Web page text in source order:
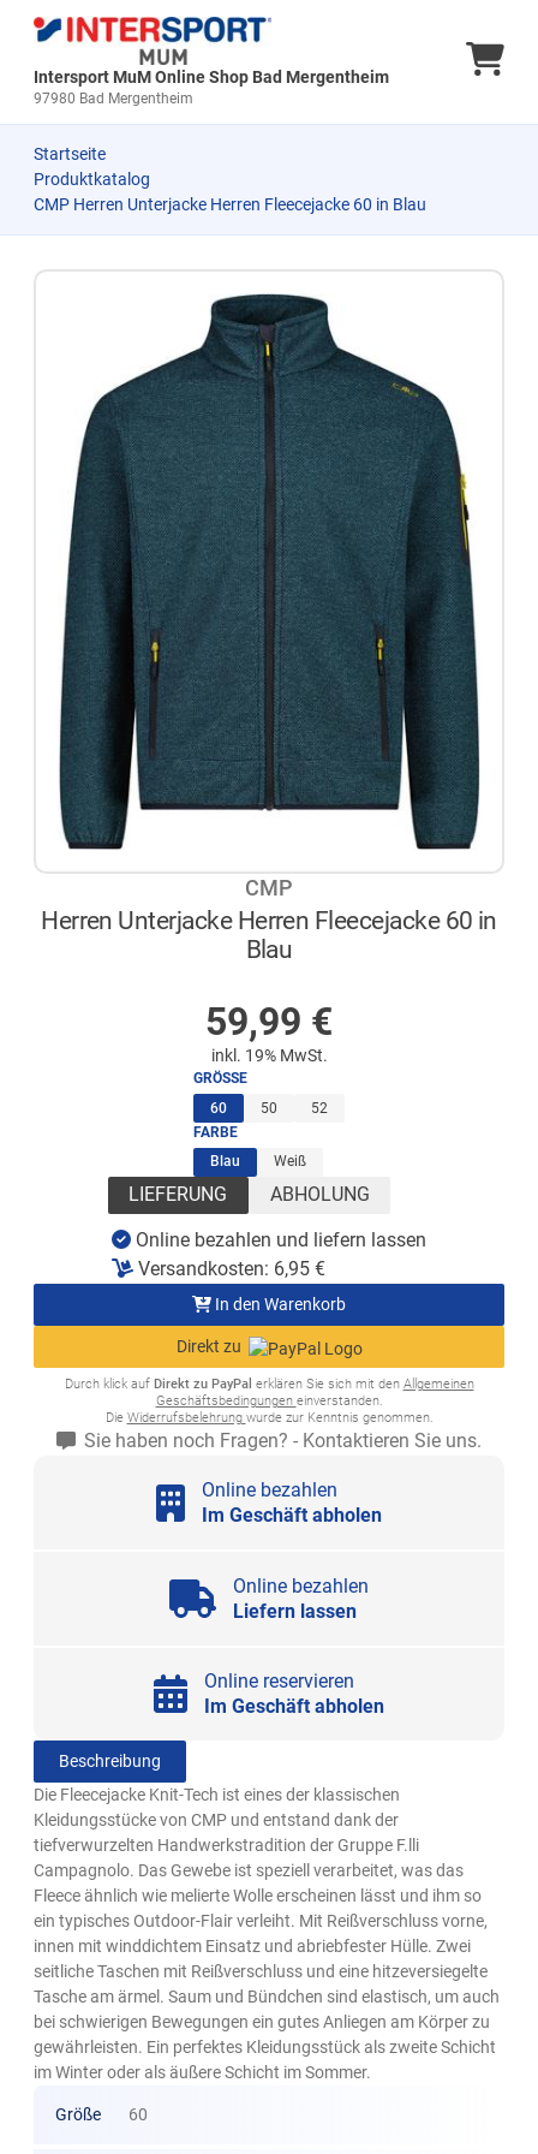
Intersport MuM Online Shop Bad Mergentheim
97980 Bad Mergentheim
Startseite
Produktkatalog
CMP Herren Unterjacke Herren Fleecejacke 60 in Blau
CMP
Herren Unterjacke Herren Fleecejacke 60 in
Blau
59,99 €
inkl. 19% MwSt.
GRÖSSE
60(ausgewählt)
50
52
FARBE
Blau(ausgewählt)
Weiß
LIEFERUNG ABHOLUNG
Online bezahlen und liefern lassen
Versandkosten: 6,95 €
In den Warenkorb
Direkt zu
Durch klick auf Direkt zu PayPal erklären Sie sich mit den Allgemeinen
Geschäftsbedingungen einverstanden.
Die Widerrufsbelehrung wurde zur Kenntnis genommen.
Sie haben noch Fragen? - Kontaktieren Sie uns.
Online bezahlen
Im Geschäft abholen
Online bezahlen
Liefern lassen
Online reservieren
Im Geschäft abholen
Beschreibung
Die Fleecejacke Knit-Tech ist eines der klassischen
Kleidungsstücke von CMP und entstand dank der
tiefverwurzelten Handwerkstradition der Gruppe F.lli
Campagnolo. Das Gewebe ist speziell verarbeitet, was das
Fleece ähnlich wie melierte Wolle erscheinen lässt und ihm so
ein typisches Outdoor-Flair verleiht. Mit Reißverschluss vorne,
innen mit winddichtem Einsatz und abriebfester Hülle. Zwei
seitliche Taschen mit Reißverschluss und eine hitzeversiegelte
Tasche am ärmel. Saum und Bündchen sind elastisch, um auch
bei schwierigen Bewegungen ein gutes Anliegen am Körper zu
gewährleisten. Ein perfektes Kleidungsstück als zweite Schicht
im Winter oder als äußere Schicht im Sommer.
Größe 60